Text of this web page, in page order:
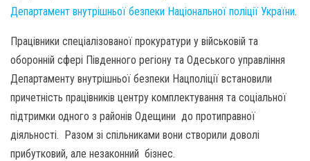
Департамент внутрішньої безпеки Національної поліції України.
Працівники спеціалізованої прокуратури у військовій та
оборонній сфері Південного регіону та Одеського управління
Департаменту внутрішньої безпеки Нацполіції встановили
причетність працівників центру комплектування та соціальної
підтримки одного з районів Одещини до протиправної
діяльності. Разом зі спільниками вони створили доволі
прибутковий, але незаконний бізнес.